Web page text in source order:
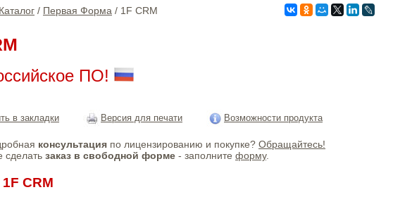
Каталог / Первая Форма / 1F CRM
ПО!
в закладки Версия для печати Возможности продукта
консультация по лицензированию и покупке? Обращайтесь!
сделать заказ в свободной форме - заполните форму.
CRM